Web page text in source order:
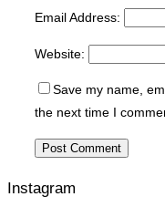
Email Address:
Website:
Save my name,
the next time I
Instagram